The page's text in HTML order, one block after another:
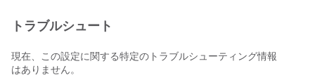
トラブルシュート
現在、この設定に関する特定のトラブルシューティング情報
はありません。